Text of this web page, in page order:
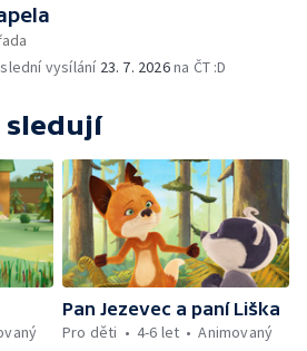
vysílání 23. 7. 2026na ČT :D
sledují
Pan Jezevec a paní Liška
Pro děti
4-6 let Animovaný